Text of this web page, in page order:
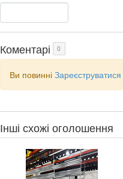
Коментарі 0
Ви повинні Зареєструватися
Інші схожі оголошення